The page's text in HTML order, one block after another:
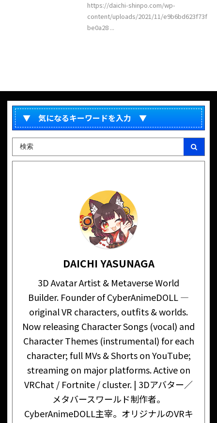
https://daichi-shinpo.com/wp-
content/uploads/2021/11/e9b6bd623f73f
be0a28 ...
▼ 気になるキーワードを入力 ▼
DAICHI YASUNAGA
3D Avatar Artist & Metaverse World
Builder. Founder of CyberAnimeDOLL —
original VR characters, outfits & worlds.
Now releasing Character Songs (vocal) and
Character Themes (instrumental) for each
character; full MVs & Shorts on YouTube;
streaming on major platforms. Active on
VRChat / Fortnite / cluster. | 3Dアバター／
メタバースワールド制作者。
CyberAnimeDOLL主宰。オリジナルのVRキ